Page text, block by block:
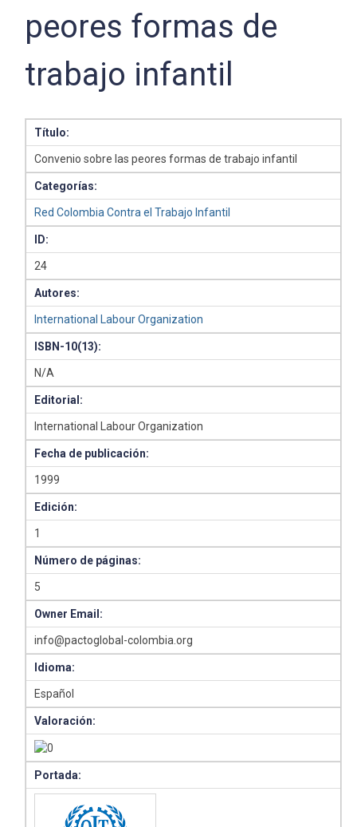
peores formas de
trabajo infantil
Título:
Convenio sobre las peores formas de trabajo infantil
Categorías:
Red Colombia Contra el Trabajo Infantil
ID:
24
Autores:
International Labour Organization
ISBN-10(13):
N/A
Editorial:
International Labour Organization
Fecha de publicación:
1999
Edición:
1
Número de páginas:
5
Owner Email:
info@pactoglobal-colombia.org
Idioma:
Español
Valoración:
Portada: